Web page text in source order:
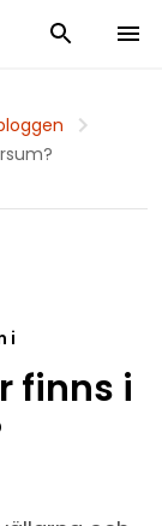
Visa och dölj
Visa
finns i